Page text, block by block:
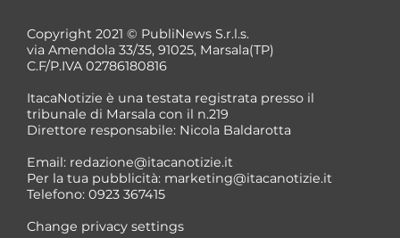
*
Copyright 2021 © PubliNews S.r.l.s.
via Amendola 33/35, 91025, Marsala(TP)
C.F/P.IVA 02786180816
ItacaNotizie è una testata registrata presso il
tribunale di Marsala con il n.219
Direttore responsabile: Nicola Baldarotta
Email: redazione@itacanotizie.it
Per la tua pubblicità: marketing@itacanotizie.it
Telefono: 0923 367415
Change privacy settings